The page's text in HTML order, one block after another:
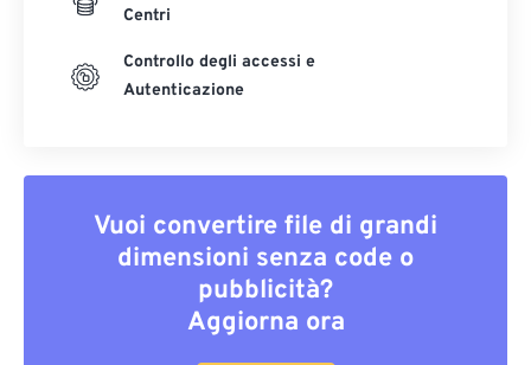
Centri
Controllo degli accessi e
Autenticazione
Vuoi convertire file di grandi
dimensioni senza code o
pubblicità?
Aggiorna ora